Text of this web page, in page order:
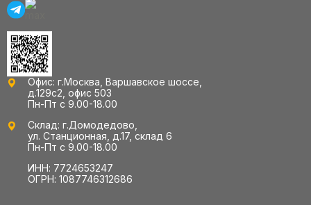
Офис: г.Москва, Варшавское шоссе,
д.129с2, офис 503
Пн-Пт с 9.00-18.00
Склад: г.Домодедово,
ул. Станционная, д.17, склад 6
Пн-Пт с 9.00-18.00
ИНН: 7724653247
ОГРН: 1087746312686